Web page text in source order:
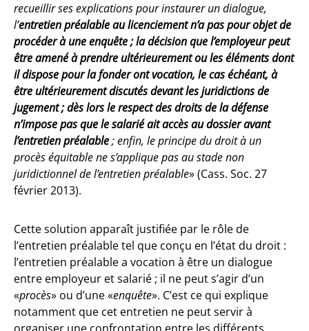
recueillir ses explications pour instaurer un dialogue,
l’entretien préalable au licenciement n’a pas pour objet de
procéder à une enquête ; la décision que l’employeur peut
être amené à prendre ultérieurement ou les éléments dont
il dispose pour la fonder ont vocation, le cas échéant, à
être ultérieurement discutés devant les juridictions de
jugement ; dès lors le respect des droits de la défense
n’impose pas que le salarié ait accès au dossier avant
l’entretien préalable; enfin, le principe du droit à un
procès équitable ne s’applique pas au stade non
juridictionnel de l’entretien préalable» (Cass. Soc. 27
février 2013).
Cette solution apparaît justifiée par le rôle de
l’entretien préalable tel que conçu en l’état du droit :
l’entretien préalable a vocation à être un dialogue
entre employeur et salarié ; il ne peut s’agir d’un
«procès» ou d’une «enquête». C’est ce qui explique
notamment que cet entretien ne peut servir à